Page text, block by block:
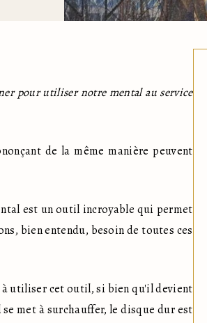
pour utiliser notre mental au service
de la même manière peuvent
est un outil incroyable qui permet
bien entendu, besoin de toutes ces
à utiliser cet outil, si bien qu'il devient
met à surchauffer, le disque dur est